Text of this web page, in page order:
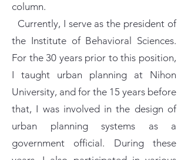
column.
Currently, I serve as the president of
the Institute of Behavioral Sciences.
For the 30 years prior to this position,
I taught urban planning at Nihon
University, and for the 15 years before
that, I was involved in the design of
urban planning systems as a
government official. During these